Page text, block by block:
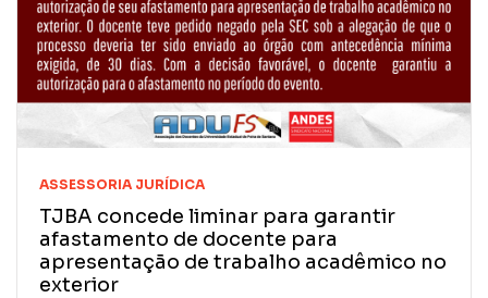
ASSESSORIA JURÍDICA
TJBA concede liminar para garantir
afastamento de docente para
apresentação de trabalho acadêmico no
exterior